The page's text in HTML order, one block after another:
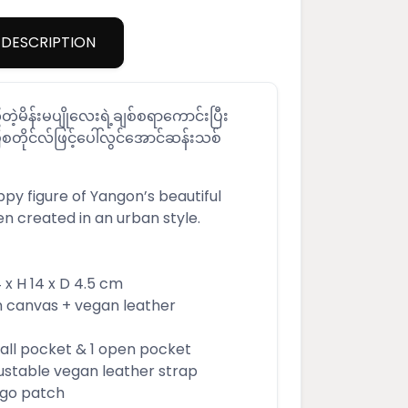
DESCRIPTION
းမပျိုလေးရဲ့ချစ်စရာကောင်းပြီး
စတိုင်လ်ဖြင့်ပေါ်လွင်အောင်ဆန်းသစ်
figure of Yangon’s beautiful
created in an urban style.
14 x D 4.5 cm
+ vegan leather
pocket & 1 open pocket
vegan leather strap
patch